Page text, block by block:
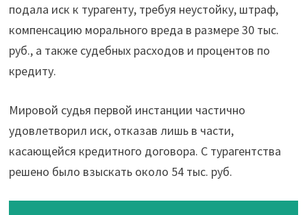
подала иск к турагенту, требуя неустойку, штраф,
компенсацию морального вреда в размере 30 тыс.
руб., а также судебных расходов и процентов по
кредиту.
Мировой судья первой инстанции частично
удовлетворил иск, отказав лишь в части,
касающейся кредитного договора. С турагентства
решено было взыскать около 54 тыс. руб.